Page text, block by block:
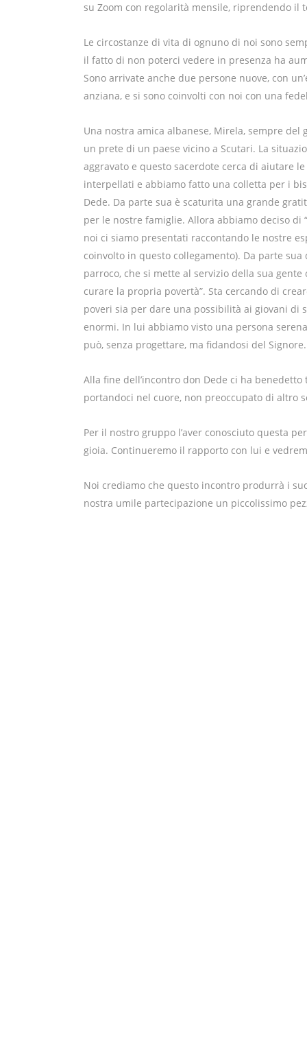
su Zoom con regolarità mensile, riprendendo il
Le circostanze di vita di ognuno di noi sono
il fatto di non poterci vedere in presenza ha
Sono arrivate anche due persone nuove, con
anziana, e si sono coinvolti con noi con una
Una nostra amica albanese, Mirela, sempre
un prete di un paese vicino a Scutari. La
aggravato e questo sacerdote cerca di aiutare
interpellati e abbiamo fatto una colletta per i
Dede. Da parte sua è scaturita una grande
per le nostre famiglie. Allora abbiamo deciso di
noi ci siamo presentati raccontando le nostre
coinvolto in questo collegamento). Da parte
parroco, che si mette al servizio della sua
curare la propria povertà”. Sta cercando di
poveri sia per dare una possibilità ai giovani di
enormi. In lui abbiamo visto una persona
può, senza progettare, ma fidandosi del Signore.
Alla fine dell’incontro don Dede ci ha
portandoci nel cuore, non preoccupato di altro
Per il nostro gruppo l’aver conosciuto questa
gioia. Continueremo il rapporto con lui e
Noi crediamo che questo incontro produrrà i
nostra umile partecipazione un piccolissimo